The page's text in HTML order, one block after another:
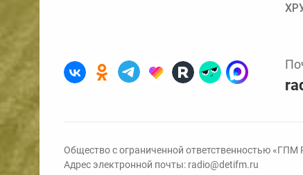
Общество с ограниченной ответственностью
Адрес электронной почты: radio@detifm.ru